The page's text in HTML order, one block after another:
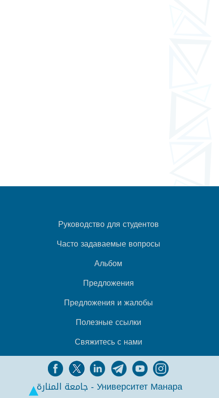
Руководство для студентов
Часто задаваемые вопросы
Альбом
Предложения
Предложения и жалобы
Полезные ссылки
Свяжитесь с нами
جامعة المنارة - Университет Манара